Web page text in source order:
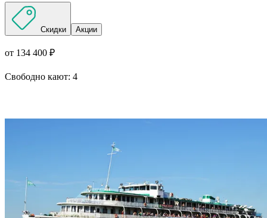
Скидки Акции
от 134 400 ₽
Свободно кают: 4